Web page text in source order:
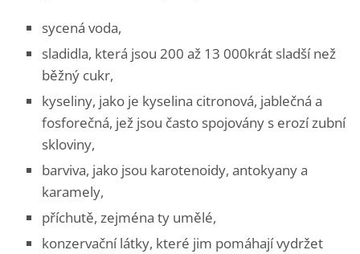
sycená voda,
sladidla, která jsou 200 až 13 000krát sladší než
běžný cukr,
kyseliny, jako je kyselina citronová, jablečná a
fosforečná, jež jsou často spojovány s erozí zubní
skloviny,
barviva, jako jsou karotenoidy, antokyany a
karamely,
příchutě, zejména ty umělé,
konzervační látky, které jim pomáhají vydržet